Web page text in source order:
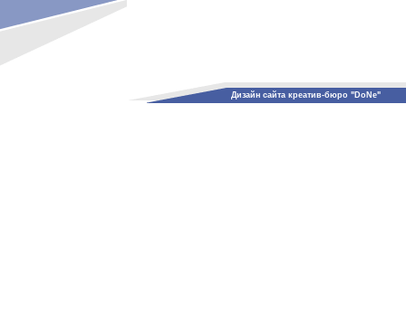
Дизайн сайта креатив-бюро "DoNe"